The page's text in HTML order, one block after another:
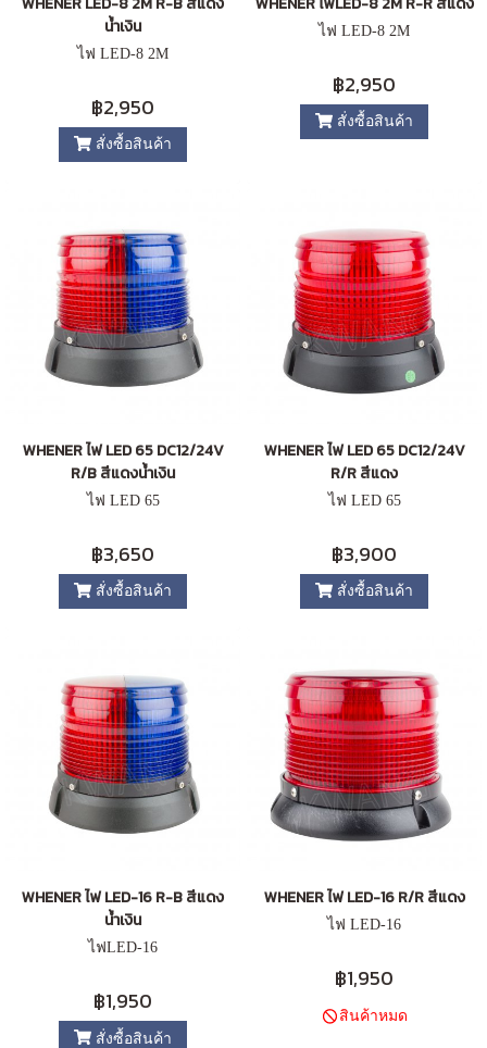
น้ำเงิน
ไฟ LED-8 2M
฿2,950
สั่งซื้อสินค้า
ไฟ LED-8 2M
฿2,950
สั่งซื้อสินค้า
WHENER ไฟ LED 65 DC12/24V
R/B สีแดงน้ำเงิน
ไฟ LED 65
฿3,650
สั่งซื้อสินค้า
WHENER ไฟ LED 65 DC12/24V
R/R สีแดง
ไฟ LED 65
฿3,900
สั่งซื้อสินค้า
WHENER ไฟ LED-16 R-B สีแดง
น้ำเงิน
ไฟLED-16
฿1,950
สั่งซื้อสินค้า
WHENER ไฟ LED-16 R/R สีแดง
ไฟ LED-16
฿1,950
สินค้าหมด